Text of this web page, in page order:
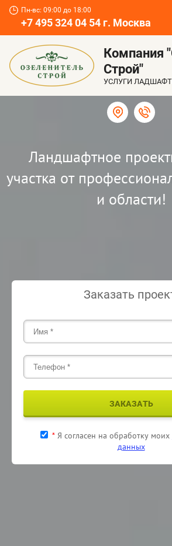
Пн-вс: 09:00 до 18:00
+7 495 324 04 54 г. Москва
Компания
Строй"
УСЛУГИ
Ландшафтное
участка от
и области!
Заказать
ЗАКАЗАТЬ
* Я согласен на обработку моих
данных